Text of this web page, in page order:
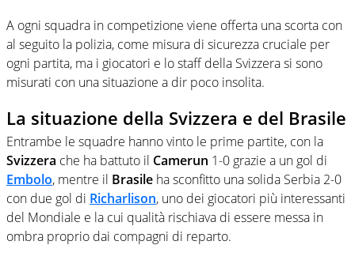
A ogni squadra in competizione viene offerta una scorta con
al seguito la polizia, come misura di sicurezza cruciale per
ogni partita, ma i giocatori e lo staff della Svizzera si sono
misurati con una situazione a dir poco insolita.
La situazione della Svizzera e del Brasile
Entrambe le squadre hanno vinto le prime partite, con la
Svizzera che ha battuto il Camerun 1-0 grazie a un gol di
Embolo, mentre il Brasile ha sconfitto una solida Serbia 2-0
con due gol di Richarlison, uno dei giocatori più interessanti
del Mondiale e la cui qualità rischiava di essere messa in
ombra proprio dai compagni di reparto.